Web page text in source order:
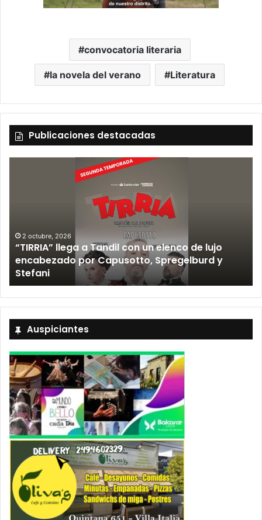
convocatoria literaria
la novela del verano Literatura
Publicaciones destacadas
2 octubre, 2026
“TIRRIA” llega a Tandil con un elenco de lujo
encabezado por Capusotto, Spregelburd y
Stefani
Auspiciantes